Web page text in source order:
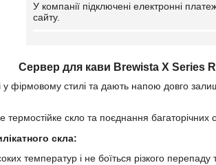
У компанії підключені електронні
сайту.
Сервер для кави Brewista X Series
у фірмовому стилі та дають напою довго
скло та поєднання багаторічних
скла:
температур і не боїться різкого